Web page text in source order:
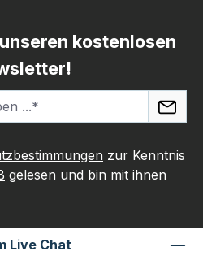
kostenlosen
zur Kenntnis
gelesen und bin mit ihnen
Live Chat